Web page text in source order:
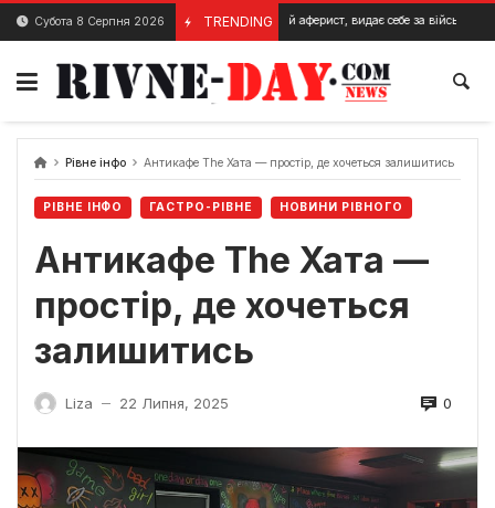
Skip
content
Субота 8 Серпня 2026 TRENDING
21 Лютого, 2024 Рівненський аферист, видає себе за військового 5
Рівне інфо Антикафе The Хата — простір, де хочеться залишитись
РІВНЕ ІНФО ГАСТРО-РІВНЕ НОВИНИ РІВНОГО
Антикафе The Хата —
простір, де хочеться
залишитись
Liza — 22 Липня, 2025 0